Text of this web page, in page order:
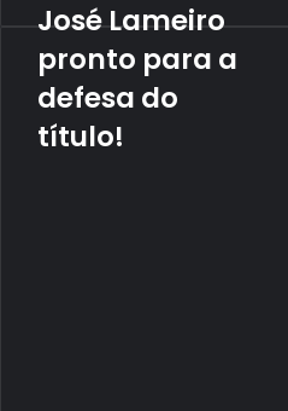
José
pronto
para
a
defesa
José Lameiro
pronto para a
defesa do
título!